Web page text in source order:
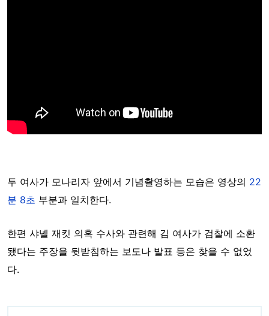
두 여사가 모나리자 앞에서 기념촬영하는 모습은 영상의 22
분 8초 부분과 일치한다.
한편 샤넬 재킷 의혹 수사와 관련해 김 여사가 검찰에 소환
됐다는 주장을 뒷받침하는 보도나 발표 등은 찾을 수 없었
다.